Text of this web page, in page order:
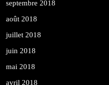
septembre 2018
août 2018
juillet 2018
juin 2018
mai 2018
avril 2018